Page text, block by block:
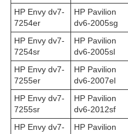
HP Envy dv7-
7254er
HP Pavilion
dv6-2005sg
HP Envy dv7-
7254sr
HP Pavilion
dv6-2005sl
HP Envy dv7-
7255er
HP Pavilion
dv6-2007el
HP Envy dv7-
7255sr
HP Pavilion
dv6-2012sf
HP Envy dv7-
HP Pavilion